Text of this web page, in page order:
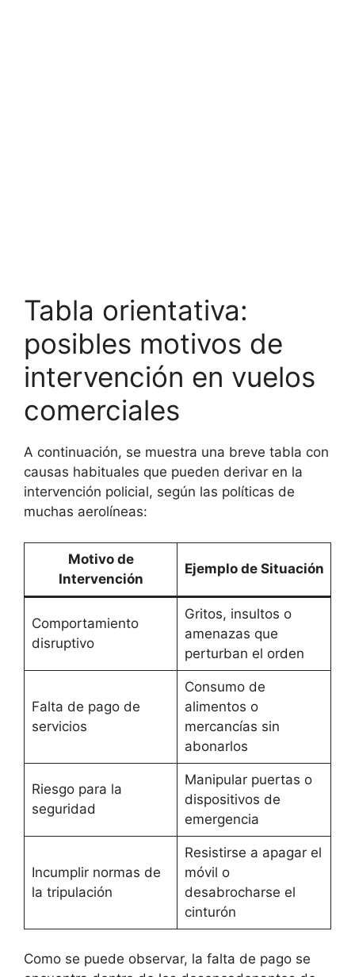
Tabla orientativa:
posibles motivos de
intervención en vuelos
comerciales
A continuación, se muestra una breve tabla con
causas habituales que pueden derivar en la
intervención policial, según las políticas de
muchas aerolíneas:
Motivo de
Intervención
Ejemplo de Situación
Comportamiento
disruptivo
Gritos, insultos o
amenazas que
perturban el orden
Falta de pago de
servicios
Consumo de
alimentos o
mercancías sin
abonarlos
Riesgo para la
seguridad
Manipular puertas o
dispositivos de
emergencia
Incumplir normas de
la tripulación
Resistirse a apagar el
móvil o
desabrocharse el
cinturón
Como se puede observar, la falta de pago se